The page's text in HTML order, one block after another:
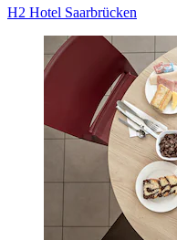
H2 Hotel Saarbrücken